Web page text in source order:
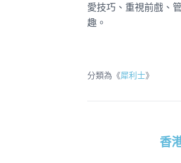
愛技巧、重視前戲、
趣。
分類為《犀利士》
香